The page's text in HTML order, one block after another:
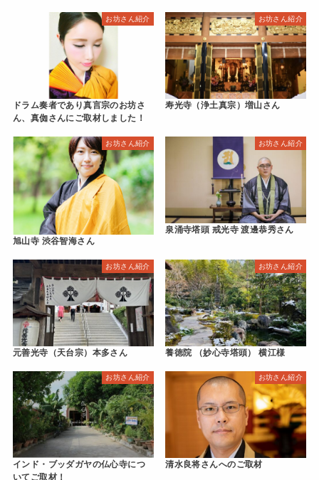
お坊さん紹介
ドラム奏者であり真言宗のお坊さ
ん、真侞さんにご取材しました！
お坊さん紹介
寿光寺（浄土真宗）増山さん
お坊さん紹介
旭山寺 渋谷智海さん
お坊さん紹介
泉涌寺塔頭 戒光寺 渡邊恭秀さん
お坊さん紹介
元善光寺（天台宗）本多さん
お坊さん紹介
養徳院 （妙心寺塔頭） 横江様
お坊さん紹介
インド・ブッダガヤの仏心寺につ
いてご取材！
お坊さん紹介
清水良将さんへのご取材